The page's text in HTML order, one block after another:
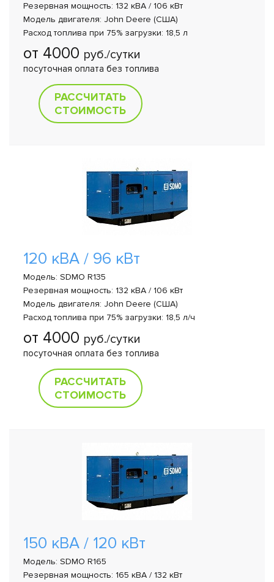
Резервная мощность: 132 кВА / 106 кВт
Модель двигателя: John Deere (США)
Расход топлива при 75% загрузки: 18,5 л
от 4000 руб./сутки
посуточная оплата без топлива
РАССЧИТАТЬ
СТОИМОСТЬ
120 кВА / 96 кВт
Модель: SDMO R135
Резервная мощность: 132 кВА / 106 кВт
Модель двигателя: John Deere (США)
Расход топлива при 75% загрузки: 18,5 л/ч
от 4000 руб./сутки
посуточная оплата без топлива
РАССЧИТАТЬ
СТОИМОСТЬ
150 кВА / 120 кВт
Модель: SDMO R165
Резервная мощность: 165 кВА / 132 кВт